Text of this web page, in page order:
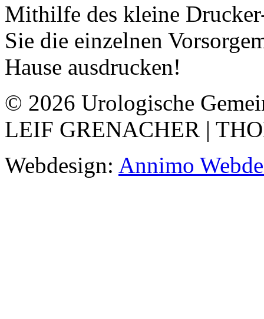
Mithilfe des kleine
Sie die einzelnen
Hause ausdrucken!
© 2026 Urologische
LEIF GRENACHER |
Webdesign: Annimo